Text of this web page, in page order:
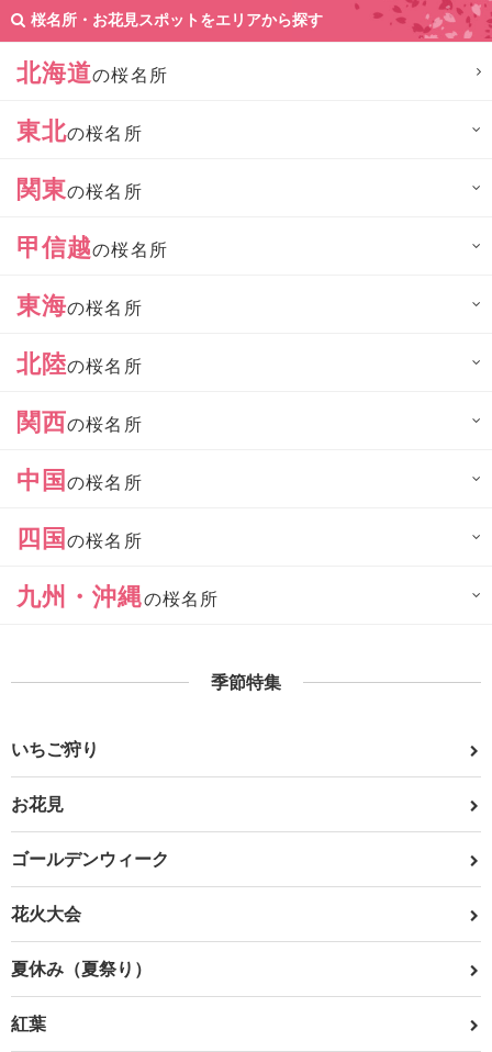
桜名所・お花見スポットをエリアから探す
北海道の桜名所
東北の桜名所
関東の桜名所
甲信越の桜名所
東海の桜名所
北陸の桜名所
関西の桜名所
中国の桜名所
四国の桜名所
九州・沖縄の桜名所
季節特集
いちご狩り
お花見
ゴールデンウィーク
花火大会
夏休み（夏祭り）
紅葉